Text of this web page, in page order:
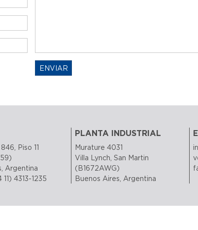
Enviar
ENVIAR
Piso 11
Argentina
11) 4313-1235
PLANTA INDUSTRIAL
Murature 4031
Villa Lynch, San Martin
(B1672AWG)
Buenos Aires, Argentina